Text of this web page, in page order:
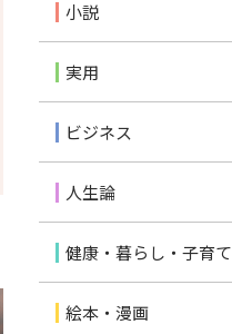
小説
実用
ビジネス
人生論
健康・暮らし・子育て
絵本・漫画